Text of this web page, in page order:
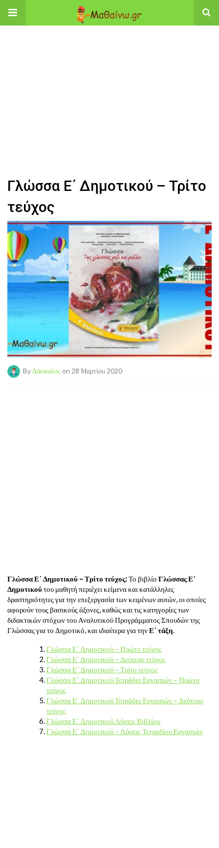
Γλώσσα Ε΄ Δημοτικού – Τρίτο
τεύχος
By Δάσκαλος on 28 Μαρτίου 2020
Γλώσσα Ε΄ Δημοτικού – Τρίτο τεύχος: ­Το βιβλίο Γλώσσας Ε΄
Δημοτικούτου μαθητή περιέχει κείμενα και κατάλληλες
δραστηριότητες για την επεξεργασία των κειμένων αυτών, οι οποίες
αφορούν τους βασικούς άξονες, καθώς και τις κατηγορίες των
διδακτικών στόχων του Αναλυτικού Προγράμματος Σπουδών της
Γλώσσας για το Δημοτικό, και ιδιαίτερα για τηνΕ΄ τάξη.
Γλώσσα Ε΄ Δημοτικού – Πρώτο τεύχος
Γλώσσα Ε΄ Δημοτικού – Δεύτερο τεύχος
Γλώσσα Ε΄ Δημοτικού – Τρίτο τεύχος
Γλώσσα Ε΄ Δημοτικού Τετράδιο Εργασιών – Πρώτο
τεύχος
Γλώσσα Ε΄ Δημοτικού Τετράδιο Εργασιών – Δεύτερο
τεύχος
Γλώσσα Ε΄ Δημοτικού Λύσεις Βιβλίου
Γλώσσα Ε΄ Δημοτικού – Λύσεις Τετραδίου Εργασιών